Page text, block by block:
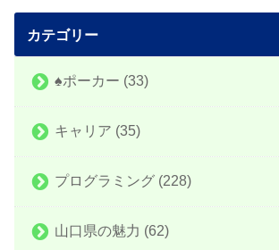
カテゴリー
♠️ポーカー (33)
キャリア (35)
プログラミング (228)
山口県の魅力 (62)